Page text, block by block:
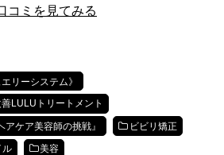
コミを見てみる
リーシステム》
LULUトリートメント
アケア美容師の挑戦』 ビビリ矯正
ル 美容